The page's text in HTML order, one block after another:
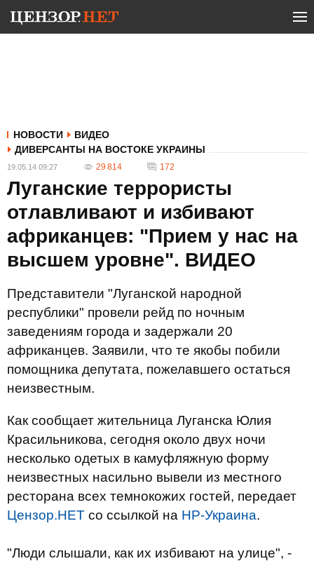
НОВОСТИ
ВИДЕО
ДИВЕРСАНТЫ НА ВОСТОКЕ УКРАИНЫ
19.05.14 09:27 29 814 172
Луганские террористы
отлавливают и избивают
африканцев: "Прием у нас на
высшем уровне". ВИДЕО
Представители "Луганской народной
республики" провели рейд по ночным
заведениям города и задержали 20
африканцев. Заявили, что те якобы побили
помощника депутата, пожелавшего остаться
неизвестным.
Как сообщает жительница Луганска Юлия
Красильникова, сегодня около двух ночи
несколько одетых в камуфляжную форму
неизвестных насильно вывели из местного
ресторана всех темнокожих гостей, передает
Цензор.НЕТ со ссылкой на НР-Украина.
"Люди слышали, как их избивают на улице", -